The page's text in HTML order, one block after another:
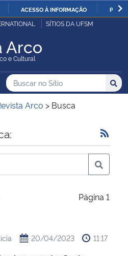
IR
O
ACESSO À INFORMAÇÃO
SÍTIOS DA UFSM
Arco
e Cultural
do Sítio
Busca
Buscar no no Sítio
Busca:
Arco > Busca
Página 1
20/04/2023 11:17